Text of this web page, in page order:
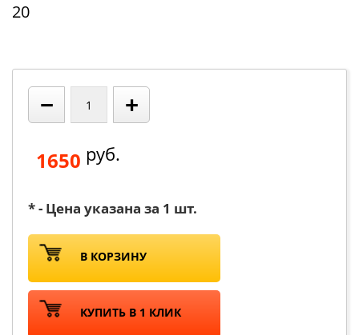
20
− +
1650 руб.
* - Цена указана за 1 шт.
В КОРЗИНУ
КУПИТЬ В 1 КЛИК